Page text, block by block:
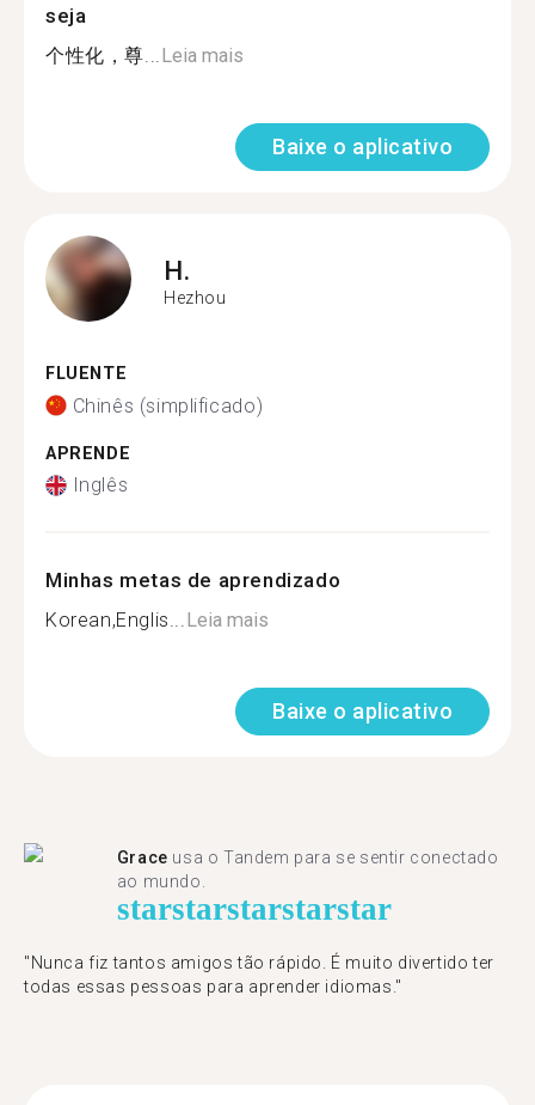
seja
个性化，尊...Leia mais
Baixe o aplicativo
H.
Hezhou
FLUENTE
Chinês (simplificado)
APRENDE
Inglês
Minhas metas de aprendizado
Korean,Englis...Leia mais
Baixe o aplicativo
Grace usa o Tandem para se sentir conectado
ao mundo.
starstarstarstarstar
"Nunca fiz tantos amigos tão rápido. É muito divertido ter
todas essas pessoas para aprender idiomas."